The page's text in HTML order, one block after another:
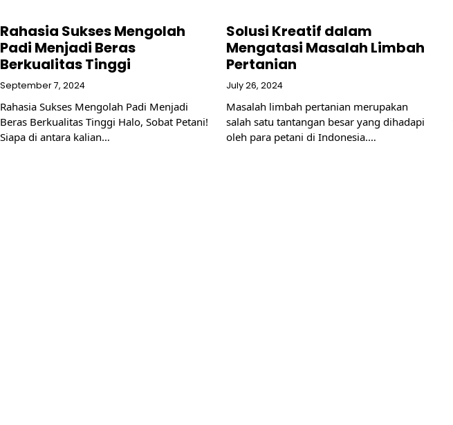
Rahasia Sukses Mengolah
Padi Menjadi Beras
Berkualitas Tinggi
September 7, 2024
Rahasia Sukses Mengolah Padi Menjadi
Beras Berkualitas Tinggi Halo, Sobat Petani!
Siapa di antara kalian…
Solusi Kreatif dalam
Mengatasi Masalah Limbah
Pertanian
July 26, 2024
Masalah limbah pertanian merupakan
salah satu tantangan besar yang dihadapi
oleh para petani di Indonesia.…